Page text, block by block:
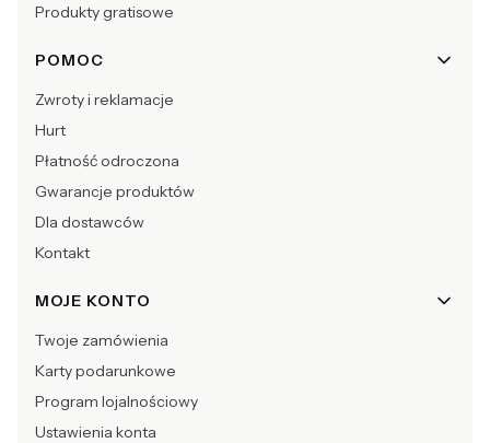
Produkty gratisowe
POMOC
Zwroty i reklamacje
Hurt
Płatność odroczona
Gwarancje produktów
Dla dostawców
Kontakt
MOJE KONTO
Twoje zamówienia
Karty podarunkowe
Program lojalnościowy
Ustawienia konta